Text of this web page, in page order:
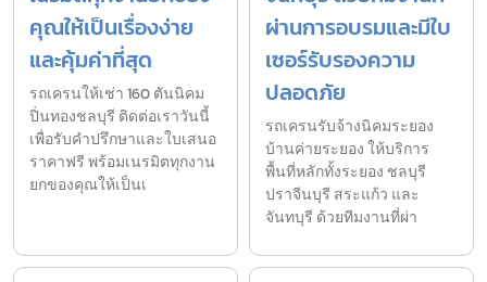
คุณให้เป็นเรื่องง่าย
และคุ้มค่าที่สุด
รถเครนให้เช่า 160 ตันนิคม
ปิ่นทองชลบุรี ติดต่อเราวันนี้
เพื่อรับคำปรึกษาและใบเสนอ
ราคาฟรี พร้อมเนรมิตทุกงาน
ยกของคุณให้เป็นเ
ผ่านการอบรมและมีใบ
เซอร์รับรองความ
ปลอดภัย
รถเครนรับจ้างนิคมระยอง
บ้านค่ายระยอง ให้บริการ
พื้นที่หลักทั้งระยอง ชลบุรี
ปราจีนบุรี สระแก้ว และ
จันทบุรี ด้วยทีมงานที่ผ่า